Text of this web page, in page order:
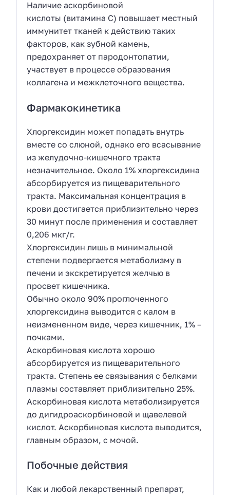
Наличие аскорбиновой
кислоты (витамина С) повышает местный
иммунитет тканей к действию таких
факторов, как зубной камень,
предохраняет от пародонтопатии,
участвует в процессе образования
коллагена и межклеточного вещества.
Фармакокинетика
Хлоргексидин может попадать внутрь
вместе со слюной, однако его всасывание
из желудочно-кишечного тракта
незначительное. Около 1% хлоргексидина
абсорбируется из пищеварительного
тракта. Максимальная концентрация в
крови достигается приблизительно через
30 минут после применения и составляет
0,206 мкг/г.
Хлоргексидин лишь в минимальной
степени подвергается метаболизму в
печени и экскретируется желчью в
просвет кишечника.
Обычно около 90% проглоченного
хлоргексидина выводится с калом в
неизмененном виде, через кишечник, 1% –
почками.
Аскорбиновая кислота хорошо
абсорбируется из пищеварительного
тракта. Степень ее связывания с белками
плазмы составляет приблизительно 25%.
Аскорбиновая кислота метаболизируется
до дигидроаскорбиновой и щавелевой
кислот. Аскорбиновая кислота выводится,
главным образом, с мочой.
Побочные действия
Как и любой лекарственный препарат,